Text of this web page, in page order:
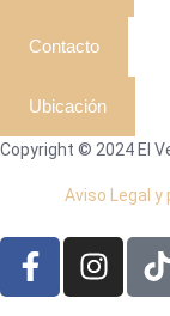
Contacto
Ubicación
Copyright © 2024 El
Aviso Legal y